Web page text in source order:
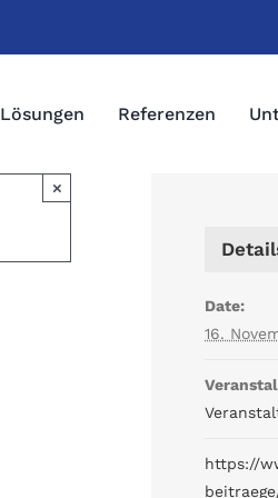
Lösungen Referenzen
×
Date:
16.
https://